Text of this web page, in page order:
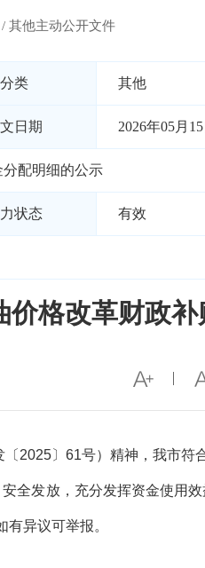
/ 其他主动公开文件
分类 其他
日期 2026年05月15
配明细的公示
状态 有效
格改革财政
2025〕61号）精神，我市符
全发放，充分发挥资金使用
异议可举报。